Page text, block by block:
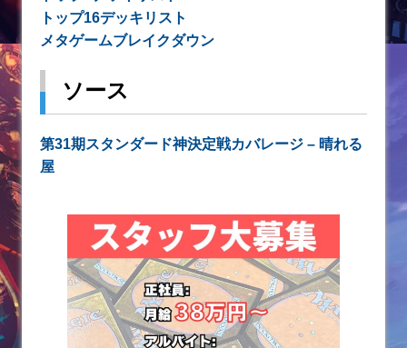
トップ16デッキリスト
メタゲームブレイクダウン
ソース
第31期スタンダード神決定戦カバレージ – 晴れる
屋